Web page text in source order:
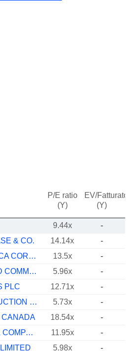
P/E ratio
(Y)
EV/Fatturato
(Y)
9.44x
-
& CO.
14.14x
-
BANK OF AMERICA CORPORATION
13.5x
-
INDUSTRIAL AND COMMERCIAL BANK OF CHINA LIMITED
5.96x
-
PLC
12.71x
-
CHINA CONSTRUCTION BANK CORPORATION
5.73x
-
CANADA
18.54x
-
WELLS FARGO & COMPANY
11.95x
-
5.98x
-